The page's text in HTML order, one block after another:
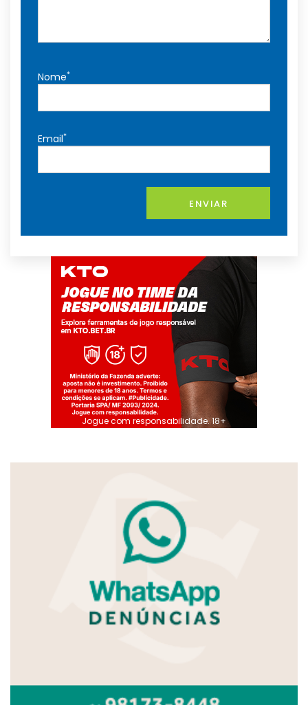
Nome*
Email*
ENVIAR
Jogue com responsabilidade. 18+